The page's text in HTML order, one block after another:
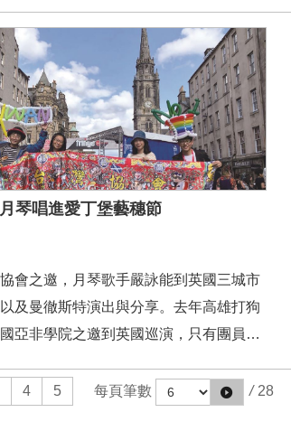
中海等區域，涵蓋的國家包括土耳其南
利亞、黎巴嫩、巴勒斯坦、以色列、約
琴唱進愛丁堡藝穗節
會之邀，月琴歌手嚴詠能到英國三城市
及曼徹斯特演出與分享。去年高雄打狗
亞非學院之邀到英國巡演，只有團員
很單純的想法，希望走一趟團員走過的地
4 5 每頁筆數 / 28